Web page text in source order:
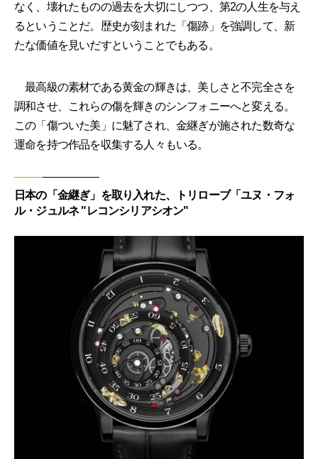
なく、壊れたものの過去を大切にしつつ、第2の人生を与え
るということだ。歴史が刻まれた「傷跡」を強調して、新
たな価値を見いだすということでもある。
最高級の素材である黄金の輝きは、美しさと不完全さを
調和させ、これらの傷を輝きのシンフォニーへと変える。
この「傷ついた美」に魅了され、金継ぎが施された数奇な
運命を持つ作品を収集する人々もいる。
日本の「金継ぎ」を取り入れた、トリローブ「ユヌ・フォ
ル・ジュルネ "レコンシリアシオン"